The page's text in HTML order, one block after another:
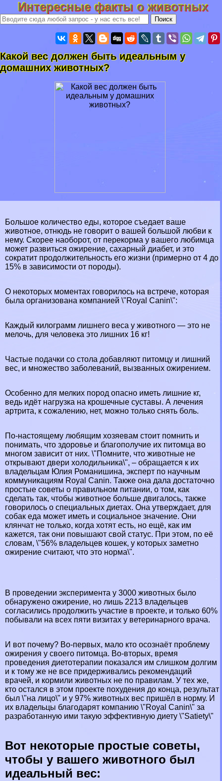
Интересные факты о животных
Какой вес должен быть идеальным у
домашних животных?
Большое количество еды, которое съедает ваше
животное, отнюдь не говорит о вашей большой любви к
нему. Скорее наоборот, от перекорма у вашего любимца
может развиться ожирение, сахарный диабет, и это
сократит продолжительность его жизни (примерно от 4 до
15% в зависимости от породы).
О некоторых моментах говорилось на встрече, которая
была организована компанией \"Royal Canin\":
Каждый килограмм лишнего веса у животного — это не
мелочь, для человека это лишних 16 кг!
Частые подачки со стола добавляют питомцу и лишний
вес, и множество заболеваний, вызванных ожирением.
Особенно для мелких пород опасно иметь лишние кг,
ведь идёт нагрузка на крошечные суставы. А лечения
артрита, к сожалению, нет, можно только снять боль.
По-настоящему любящим хозяевам стоит помнить и
понимать, что здоровье и благополучие их питомца во
многом зависит от них. \"Помните, что животные не
открывают двери холодильника\", – обращается к их
владельцам Юлия Романишина, эксперт по научным
коммуникациям Royal Сanin. Также она дала достаточно
простые советы о правильном питании, о том, как
сделать так, чтобы животное больше двигалось, также
говорилось о специальных диетах. Она утверждает, для
собак еда может иметь и социальное значение. Они
клянчат не только, когда хотят есть, но ещё, как им
кажется, так они повышают свой статус. При этом, по её
словам, \"56% владельцев кошек, у которых заметно
ожирение считают, что это норма\".
В проведении эксперимента у 3000 животных было
обнаружено ожирение, но лишь 2213 владельцев
согласились продолжить участие в проекте, и только 60%
побывали на всех пяти визитах у ветеринарного врача.
И вот почему? Во-первых, мало кто осознаёт проблему
ожирения у своего питомца. Во-вторых, время
проведения диетотерапии показался им слишком долгим
и к тому же не все придерживались рекомендаций
врачей, и кормили животных не по правилам. У тех же,
кто остался в этом проекте похудения до конца, результат
был \"на лицо\" и у 97% животных вес пришёл в норму. И
их владельцы благодарят компанию \"Royal Canin\" за
разработанную ими такую эффективную диету \"Satiety\"
Вот некоторые простые советы,
чтобы у вашего животного был
идеальный вес: